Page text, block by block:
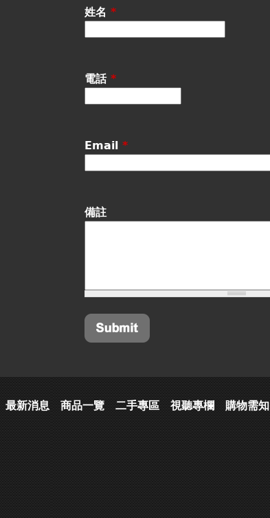
姓名*
電話*
Email*
備註
最新消息 商品一覽 二手專區 視聽專欄 購物需知